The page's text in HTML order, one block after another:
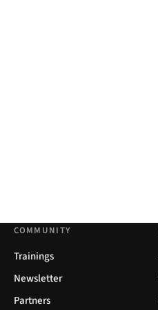
COMMUNITY
Trainings
Newsletter
Partners